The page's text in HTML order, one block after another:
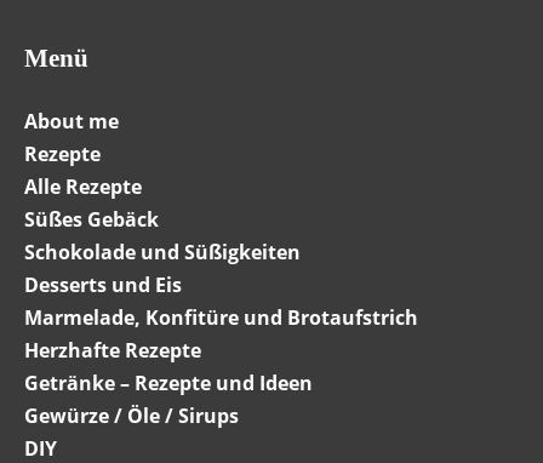
Menü
About me
Rezepte
Alle Rezepte
Süßes Gebäck
Schokolade und Süßigkeiten
Desserts und Eis
Marmelade, Konfitüre und Brotaufstrich
Herzhafte Rezepte
Getränke – Rezepte und Ideen
Gewürze / Öle / Sirups
DIY